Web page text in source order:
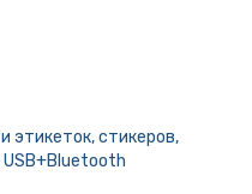
этикеток, стикеров,
USB+Bluetooth